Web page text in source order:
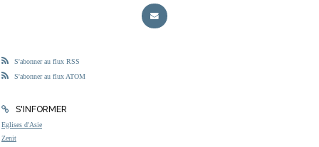
S'abonner au flux RSS
S'abonner au flux ATOM
S'INFORMER
Eglises d'Asie
Zenit